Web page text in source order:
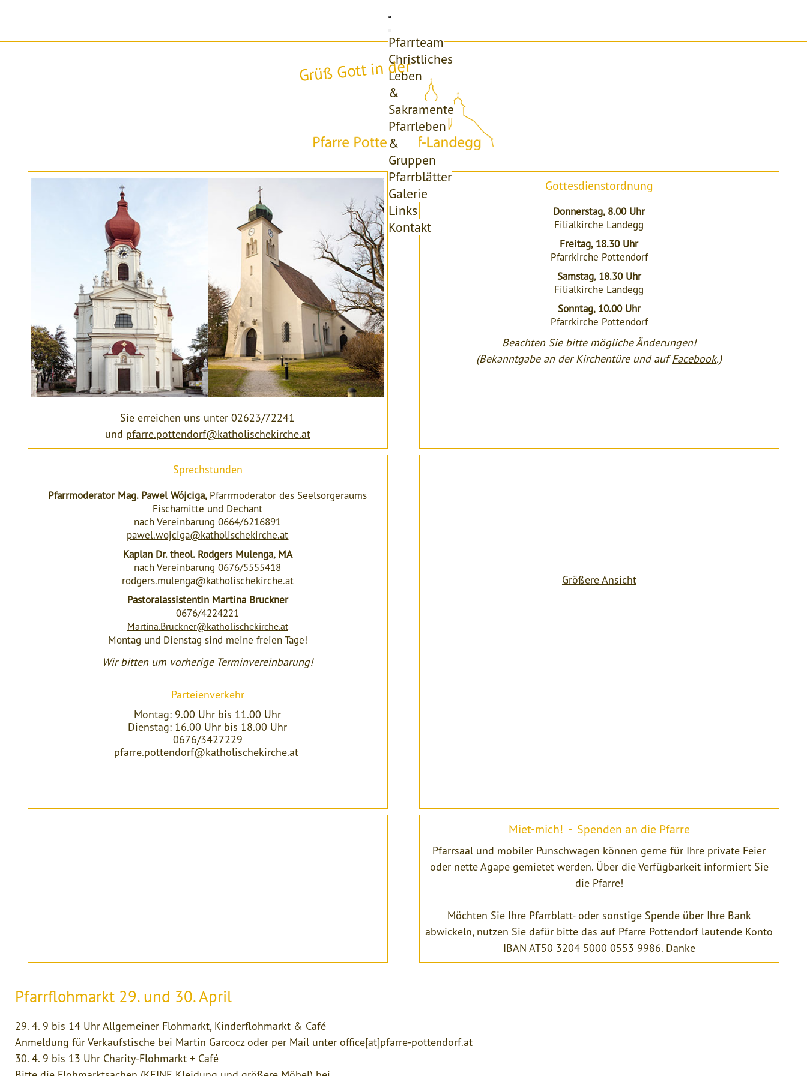
Pfarrteam
Christliches
Leben
&
Sakramente
Pfarrleben
&
Gruppen
Pfarrblätter
Galerie
Links
Kontakt
Grüß Gott in der
Sie erreichen uns unter 02623/72241
und pfarre.pottendorf@katholischekirche.at
Gottesdienstordnung
Donnerstag, 8.00 Uhr
Filialkirche Landegg
Freitag, 18.30 Uhr
Pfarrkirche Pottendorf
Samstag, 18.30 Uhr
Filialkirche Landegg
Sonntag, 10.00 Uhr
Pfarrkirche Pottendorf
Beachten Sie bitte mögliche Änderungen!
(Bekanntgabe an der Kirchentüre und aufFacebook.)
Sprechstunden
Pfarrmoderator Mag. Pawel Wójciga, Pfarrmoderator des Seelsorgeraums
Fischamitte und Dechant
nach Vereinbarung 0664/6216891
pawel.wojciga@katholischekirche.at
Kaplan Dr. theol. Rodgers Mulenga, MA
nach Vereinbarung 0676/5555418
rodgers.mulenga@katholischekirche.at
Pastoralassistentin Martina Bruckner
0676/4224221
Martina.Bruckner@katholischekirche.at
Montag und Dienstag sind meine freien Tage!
Wir bitten um vorherige Terminvereinbarung!
Parteienverkehr
Montag: 9.00 Uhr bis 11.00 Uhr
Dienstag: 16.00 Uhr bis 18.00 Uhr
0676/3427229
pfarre.pottendorf@katholischekirche.at
Größere Ansicht
Miet-mich! - Spenden an die Pfarre
Pfarrsaal und mobiler Punschwagen können gerne für Ihre private Feier
oder nette Agape gemietet werden. Über die Verfügbarkeit informiert Sie
die Pfarre!
Möchten Sie Ihre Pfarrblatt- oder sonstige Spende über Ihre Bank
abwickeln, nutzen Sie dafür bitte das auf Pfarre Pottendorf lautende Konto
IBAN AT50 3204 5000 0553 9986. Danke
Pfarrflohmarkt 29. und 30. April
29. 4. 9 bis 14 Uhr Allgemeiner Flohmarkt, Kinderflohmarkt & Café
Anmeldung für Verkaufstische bei Martin Garcocz oder per Mail unter office[at]pfarre-pottendorf.at
30. 4. 9 bis 13 Uhr Charity-Flohmarkt + Café